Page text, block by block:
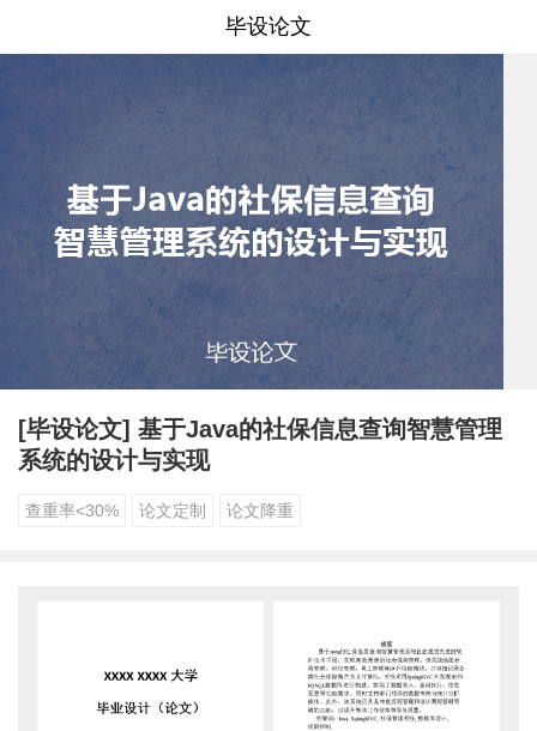
毕设论文
[毕设论文] 基于Java的社保信息查询智慧管理
系统的设计与实现
查重率<30% 论文定制 论文降重